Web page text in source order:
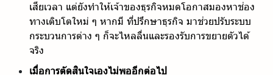
เสียเวลา แต่ยังทำให้เจ้าของธุรกิจหมดโอกาสมองหาช่อง
ทางเติบโตใหม่ ๆ หากมี ที่ปรึกษาธุรกิจ มาช่วยปรับระบบ
กระบวนการต่าง ๆ ก็จะไหลลื่นและรองรับการขยายตัวได้
จริง
เมื่อการตัดสินใจเองไม่พออีกต่อไป